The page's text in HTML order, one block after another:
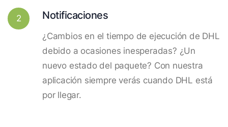
2 Notificaciones
¿Cambios en el tiempo de ejecución de DHL
debido a ocasiones inesperadas? ¿Un
nuevo estado del paquete? Con nuestra
aplicación siempre verás cuando DHL está
por llegar.